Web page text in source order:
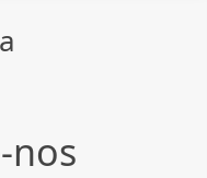
nos